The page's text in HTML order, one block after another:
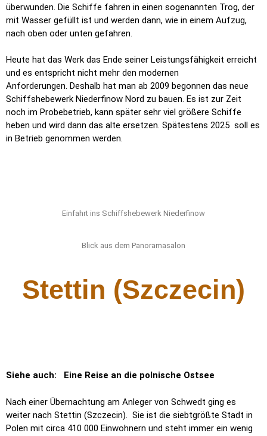
überwunden. Die Schiffe fahren in einen sogenannten Trog, der
mit Wasser gefüllt ist und werden dann, wie in einem Aufzug,
nach oben oder unten gefahren.
Heute hat das Werk das Ende seiner Leistungsfähigkeit erreicht
und es entspricht nicht mehr den modernen
Anforderungen. Deshalb hat man ab 2009 begonnen das neue
Schiffshebewerk Niederfinow Nord zu bauen. Es ist zur Zeit
noch im Probebetrieb, kann später sehr viel größere Schiffe
heben und wird dann das alte ersetzen. Spätestens 2025 soll es
in Betrieb genommen werden.
Einfahrt ins Schiffshebewerk Niederfinow
Blick aus dem Panoramasalon
Stettin (Szczecin)
Siehe auch: Eine Reise an die polnische Ostsee
Nach einer Übernachtung am Anleger von Schwedt ging es
weiter nach Stettin (Szczecin). Sie ist die siebtgrößte Stadt in
Polen mit circa 410 000 Einwohnern und steht immer ein wenig